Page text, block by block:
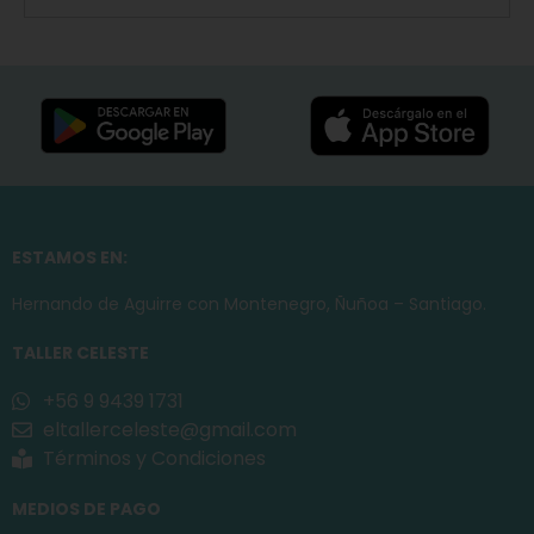
ESTAMOS EN:
Hernando de Aguirre con Montenegro, Ñuñoa – Santiago.
TALLER CELESTE
+56 9 9439 1731
eltallerceleste@gmail.com
Términos y Condiciones
MEDIOS DE PAGO